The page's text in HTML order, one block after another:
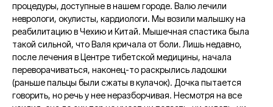
процедуры, доступные в нашем городе. Валю лечили
неврологи, окулисты, кардиологи. Мы возили малышку на
реабилитацию в Чехию и Китай. Мышечная спастика была
такой сильной, что Валя кричала от боли. Лишь недавно,
после лечения в Центре тибетской медицины, начала
переворачиваться, наконец-то раскрылись ладошки
(раньше пальцы были сжаты в кулачок). Дочка пытается
говорить, но речь у нее неразборчивая. Несмотря на все